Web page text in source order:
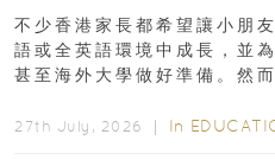
不少香港家長都希望讓小朋
語或全英語環境中成長，並
甚至海外大學做好準備。然
27th July, 2026 ｜ In